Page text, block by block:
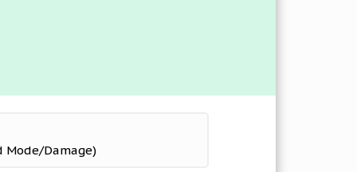
Mode/Damage)